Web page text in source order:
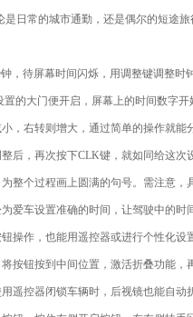
日常的城市通勤，还是偶尔的短途
待屏幕时间闪烁，用调整键调整时
的大门便开启，屏幕上的时间数字
，右转则增大，通过简单的操作就能
后，再次按下CLK键，就如同给这次
整个过程画上圆满的句号。需注意，
爱车设置准确的时间，让驾驶中的时
作，也能用遥控器或进行个性化设
按钮按到中间位置，激活折叠功能，
遥控器闭锁车辆时，后视镜也能自动